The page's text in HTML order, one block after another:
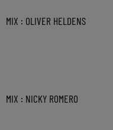
MIX : OLIVER HELDENS
MIX : NICKY ROMERO